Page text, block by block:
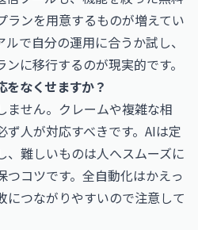
ランを用意するものが増えてい
で自分の運用に合うか試し、
に移行するのが現実的です。
をなくせますか？
ません。クレームや複雑な相
人が対応すべきです。AIは定
、難しいものは人へスムーズに
つコツです。全自動化はかえっ
につながりやすいので注意して